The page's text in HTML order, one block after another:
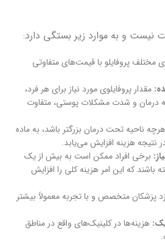
نیست و به موارد زیر بستگی دارد:
مختلف پروفایلو با قیمت‌های متفاوتی
مقدار پروفایلوی مورد نیاز برای هر فرد،
درمان و شدت مشکلات پوستی، متفاوت
هرچه ناحیه تحت درمان بزرگتر باشد، به ماده
نتیجه هزینه افزایش می‌یابد.
برخی افراد ممکن است به بیش از یک
باشند که این امر هزینه کلی را افزایش
پزشکان متخصص و با تجربه معمولاً بیشتر
هزینه‌ها در کلینیک‌های واقع در مناطق